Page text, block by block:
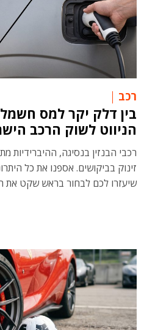
רכב
בין דלק יקר למס
הניווט לשוק הרכב
רכבי הבנזין בנסיגה, ההיברידיות
שיעזרו לכם לבחור בראש שקט את